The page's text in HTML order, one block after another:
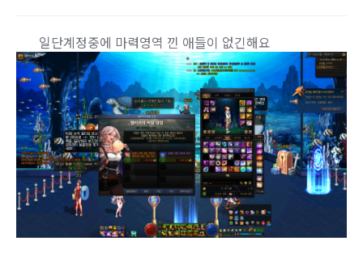
일단계정중에 마력영역 낀 애들이 없긴해요